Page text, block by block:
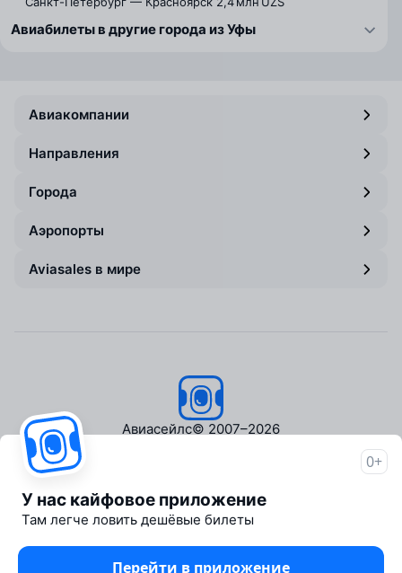
Авиабилеты в другие города из Уфы
Авиакомпании
Направления
Города
Аэропорты
Aviasales в мире
Авиасейлс© 2007–2026
Пресс‑центр
Travelpayouts
Партнёрская программа
Медиа Yo'lovchi
Трэвел‑медиа Aviasales.uz
0+
У нас кайфовое приложение
Там легче ловить дешёвые билеты
Перейти в приложение